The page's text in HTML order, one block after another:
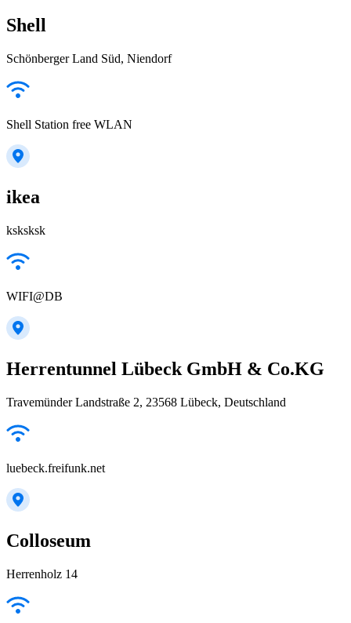
Shell
Schönberger Land Süd, Niendorf
Shell Station free WLAN
ikea
ksksksk
WIFI@DB
Herrentunnel Lübeck GmbH & Co.KG
Travemünder Landstraße 2, 23568 Lübeck, Deutschland
luebeck.freifunk.net
Colloseum
Herrenholz 14